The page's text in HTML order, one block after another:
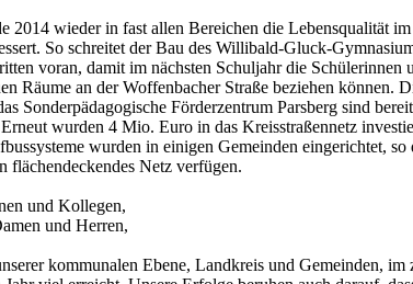
2014 wieder in fast allen Bereichen die Lebensqualität im
So schreitet der Bau des Willibald-Gluck-
voran, damit im nächsten Schuljahr die Schülerinnen
Räume an der Woffenbacher Straße beziehen können.
Sonderpädagogische Förderzentrum Parsberg sind
Erneut wurden 4 Mio. Euro in das Kreisstraßennetz
wurden in einigen Gemeinden eingerichtet, so
flächendeckendes Netz verfügen.
und Kollegen,
und Herren,
kommunalen Ebene, Landkreis und Gemeinden, im